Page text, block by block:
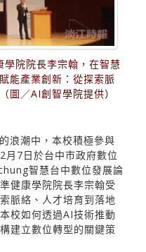
院院長李宗翰，在智慧
能產業創新：從探索脈
圖／AI創智學院提供）
浪潮中，本校積極參與
月7日於台中市政府數位
智慧台中數位發展論
健康學院院長李宗翰受
脈絡、人才培育到落地
校如何透過AI技術推動
建立數位轉型的關鍵策